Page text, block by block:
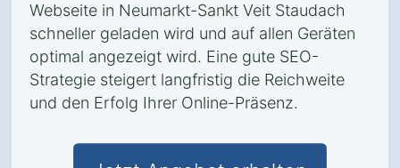
Webseite in Neumarkt-Sankt Veit Staudach
schneller geladen wird und auf allen Geräten
optimal angezeigt wird. Eine gute SEO-
Strategie steigert langfristig die Reichweite
und den Erfolg Ihrer Online-Präsenz.